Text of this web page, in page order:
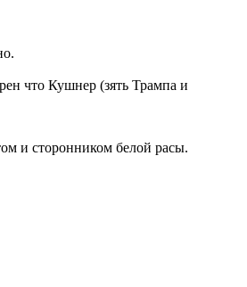
что Кушнер (зять Трампа и
и сторонником белой расы.